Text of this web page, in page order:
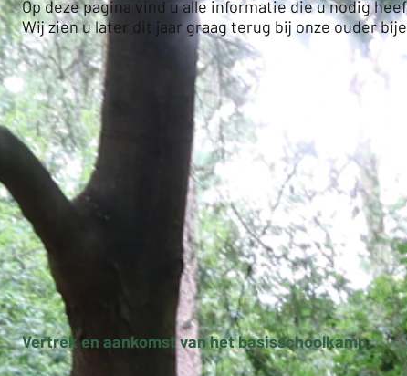
Op deze pagina vind u alle informatie die u nodig
Wij zien u later dit jaar graag terug bij onze ouder
Vertrek en aankomst van het basisschoolkamp.